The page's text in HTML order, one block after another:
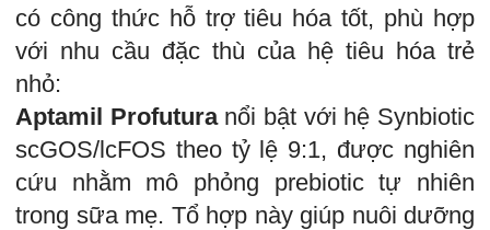
có công thức hỗ trợ tiêu hóa tốt, phù hợp
với nhu cầu đặc thù của hệ tiêu hóa trẻ
nhỏ:
Aptamil Profutura nổi bật với hệ Synbiotic
scGOS/lcFOS theo tỷ lệ 9:1, được nghiên
cứu nhằm mô phỏng prebiotic tự nhiên
trong sữa mẹ. Tổ hợp này giúp nuôi dưỡng